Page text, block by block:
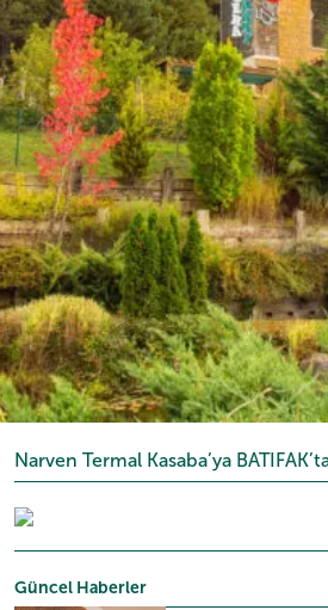
Güncel Haberler
Narven Termal Kasaba’ya